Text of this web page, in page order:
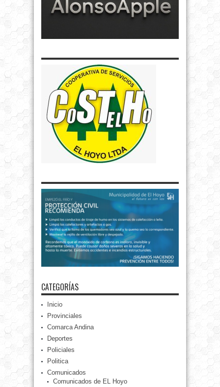
CATEGORÍAS
Inicio
Provinciales
Comarca Andina
Deportes
Policiales
Politica
Comunicados
Comunicados de EL Hoyo